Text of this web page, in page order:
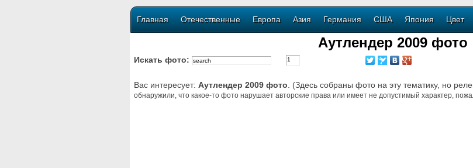
Главная Отечественные Европа Азия Германия США Япония Цвет
Аутлендер 2009 фото
Искать фото:
Вас интересует: Аутлендер 2009 фото . (Здесь собраны фото на эту тематику, но
обнаружили, что какое-то фото нарушает авторские права или имеет не допустимый характер,